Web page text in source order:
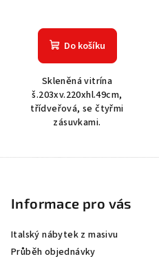
Do košíku
Skleněná vitrína
š.203xv.220xhl.49cm,
třídveřová, se čtyřmi
zásuvkami.
Informace pro vás
Italský nábytek z masivu
Průběh objednávky